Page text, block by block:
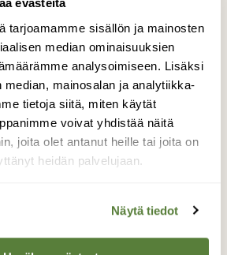
evästeitä
tarjoamamme sisällön ja mainosten
median ominaisuuksien
analysoimiseen. Lisäksi
median, mainosalan ja analytiikka-
tietoja siitä, miten käytät
voivat yhdistää näitä
joita olet antanut heille tai joita on
heidän palvelujaan.
Näytä tiedot
metsästä laskeva
noin 70 cm korkean
oli tosi pieni, noin 20 cm
se pulputti vettä tuon
alle ja siitä viereiseen
oli huhtikuun 28 ja kello oli
Yöllä oli ollut reilusti
oli tallella
kova hanki ja vauhtia piti
mäenlaskuissa. Pari kertaa